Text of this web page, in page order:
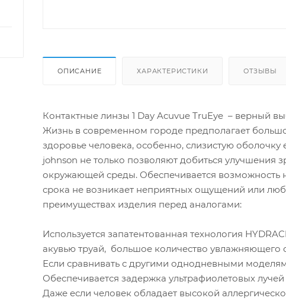
ОПИСАНИЕ ХАРАКТЕРИСТИКИ ОТЗЫВЫ
Контактные линзы 1 Day Acuvue TruEye – верный
Жизнь в современном городе предполагает
здоровье человека, особенно, слизистую
johnson не только позволяют добиться улучшения
окружающей среды. Обеспечивается возможность
срока не возникает неприятных ощущений или
преимуществах изделия перед аналогами:
Используется запатентованная технология
акувью труай, большое количество увлажняющего
Если сравнивать с другими однодневными
Обеспечивается задержка ультрафиолетовых
Даже если человек обладает высокой